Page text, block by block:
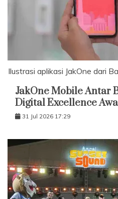
Ilustrasi aplikasi JakOne dari
JakOne Mobile Antar
Digital Excellence
31 Jul 2026 17:29